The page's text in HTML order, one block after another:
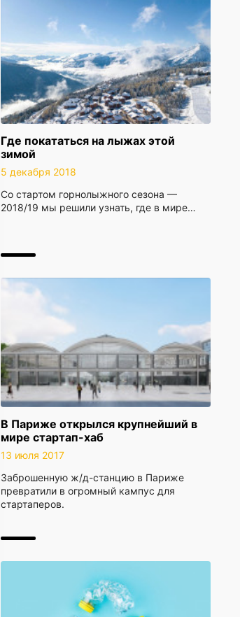
Где покататься на лыжах этой
зимой
5 декабря 2018
Со стартом горнолыжного сезона —
2018/19 мы решили узнать, где в мире…
В Париже открылся крупнейший в
мире стартап-хаб
13 июля 2017
Заброшенную ж/д-станцию в Париже
превратили в огромный кампус для
стартаперов.